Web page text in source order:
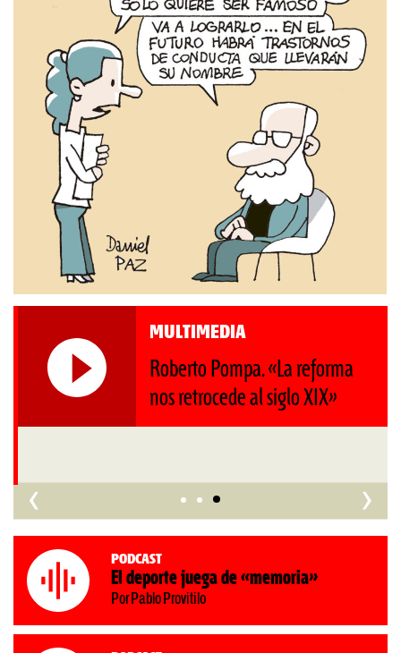
MULTIMEDIA
Roberto Pompa. «La reforma
‹ ›
Podcast
El deporte juega de «memoria»
Por Pablo Provitilo